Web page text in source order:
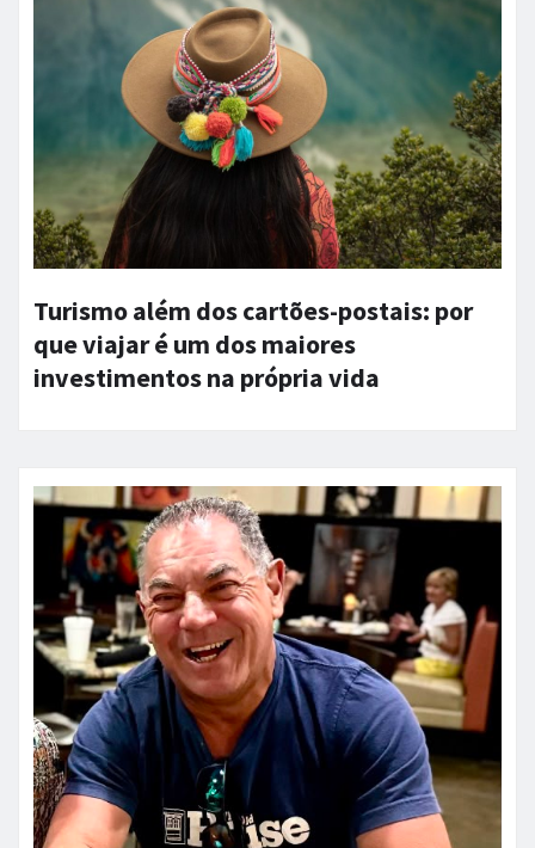
Turismo além dos cartões-postais: por
que viajar é um dos maiores
investimentos na própria vida